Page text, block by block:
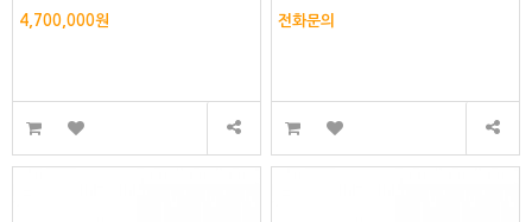
4,700,000원 전화문의